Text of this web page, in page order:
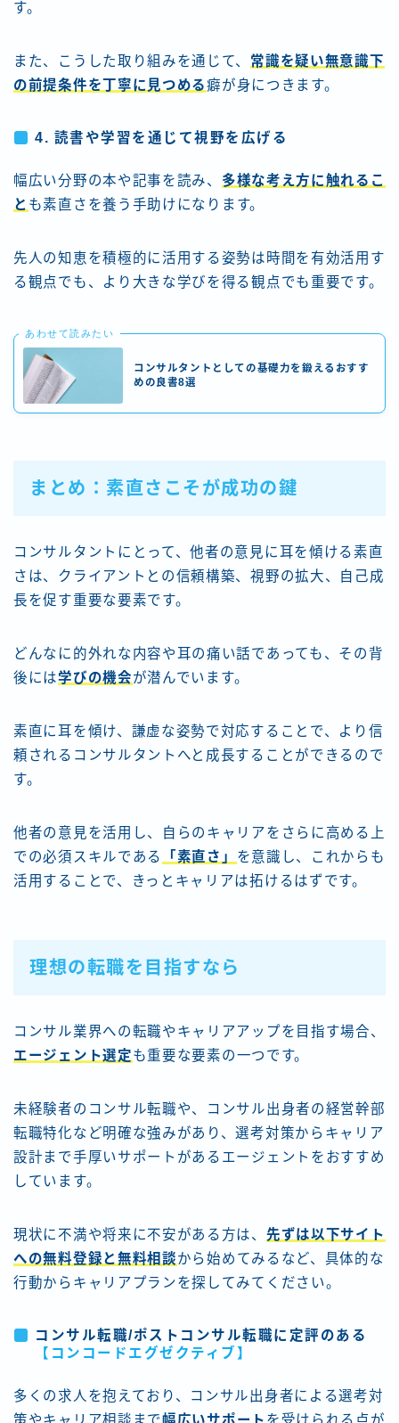
す。
また、こうした取り組みを通じて、 常識を疑い無意識下
の前提条件を丁寧に見つめる癖が身につきます。
4. 読書や学習を通じて視野を広げる
幅広い分野の本や記事を読み、 多様な考え方に触れるこ
と も素直さを養う手助けになります。
先人の知恵を積極的に活用する姿勢は時間を有効活用す
る観点でも、より大きな学びを得る観点でも重要です。
あわせて読みたい
コンサルタントとしての基礎力を鍛えるおすす
めの良書8選
まとめ：素直さこそが成功の鍵
コンサルタントにとって、他者の意見に耳を傾ける素直
さは、クライアントとの信頼構築、視野の拡大、自己成
長を促す重要な要素です。
どんなに的外れな内容や耳の痛い話であっても、その背
後には学びの機会が潜んでいます。
素直に耳を傾け、謙虚な姿勢で対応することで、より信
頼されるコンサルタントへと成長することができるので
す。
他者の意見を活用し、自らのキャリアをさらに高める上
での必須スキルである
「素直さ」 を意識し、これからも
活用することで、きっとキャリアは拓けるはずです。
理想の転職を目指すなら
コンサル業界への転職やキャリアアップを目指す場合、
エージェント選定も重要な要素の一つです。
未経験者のコンサル転職や、コンサル出身者の経営幹部
転職特化など明確な強みがあり、選考対策からキャリア
設計まで手厚いサポートがあるエージェントをおすすめ
しています。
現状に不満や将来に不安がある方は、 先ずは以下サイト
への無料登録と無料相談から始めてみるなど、具体的な
行動からキャリアプランを探してみてください。
コンサル転職/ポストコンサル転職に定評のある
【コンコードエグゼクティブ 】
多くの求人を抱えており、コンサル出身者による選考対